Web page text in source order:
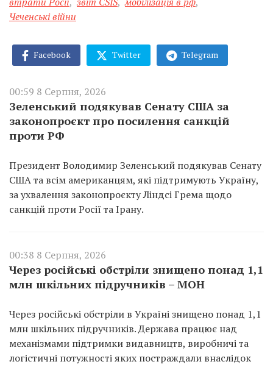
Чеченські війни
Facebook Twitter Telegram
00:59 8 Серпня, 2026
Зеленський подякував Сенату США за
законопроєкт про посилення санкцій
проти РФ
Президент Володимир Зеленський подякував Сенату
США та всім американцям, які підтримують Україну,
за ухвалення законопроєкту Ліндсі Грема щодо
санкцій проти Росії та Ірану.
00:38 8 Серпня, 2026
Через російські обстріли знищено понад 1,1
млн шкільних підручників – МОН
Через російські обстріли в Україні знищено понад 1,1
млн шкільних підручників. Держава працює над
механізмами підтримки видавництв, виробничі та
логістичні потужності яких постраждали внаслідок